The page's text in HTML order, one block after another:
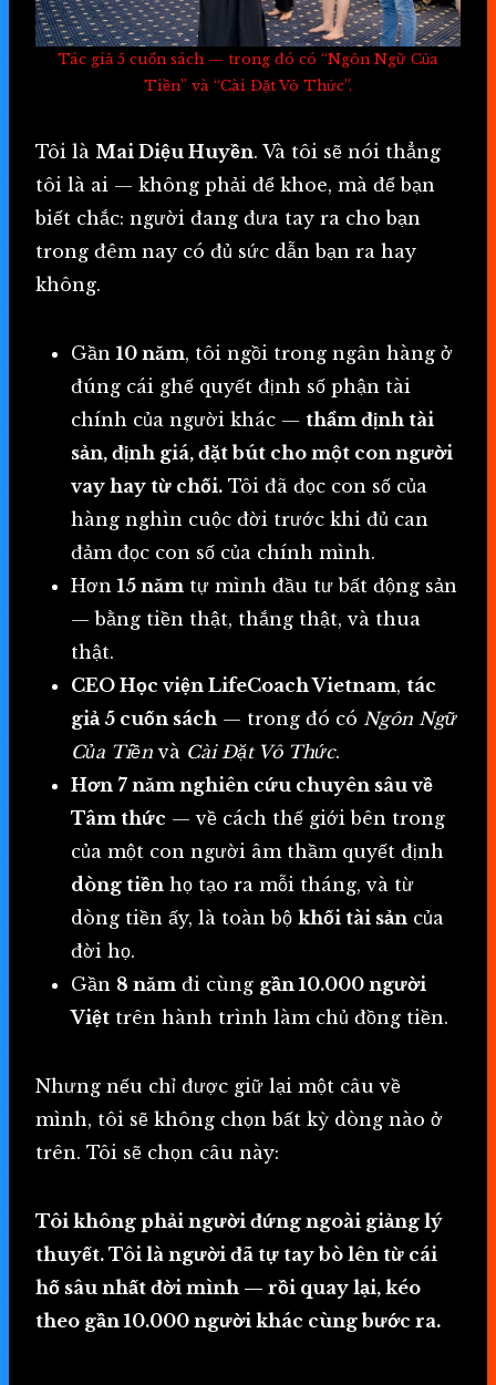
Tác giả 5 cuốn sách — trong đó có “Ngôn Ngữ Của
Tiền” và “Cài Đặt Vô Thức”.
Tôi là Mai Diệu Huyền. Và tôi sẽ nói thẳng
tôi là ai — không phải để khoe, mà để bạn
biết chắc: người đang đưa tay ra cho bạn
trong đêm nay có đủ sức dẫn bạn ra hay
không.
Gần 10 năm, tôi ngồi trong ngân hàng ở
đúng cái ghế quyết định số phận tài
chính của người khác — thẩm định tài
sản, định giá, đặt bút cho một con người
vay hay từ chối. Tôi đã đọc con số của
hàng nghìn cuộc đời trước khi đủ can
đảm đọc con số của chính mình.
Hơn 15 năm tự mình đầu tư bất động sản
— bằng tiền thật, thắng thật, và thua
thật.
CEO Học viện LifeCoach Vietnam, tác
giả 5 cuốn sách — trong đó có Ngôn Ngữ
Của Tiền và Cài Đặt Vô Thức.
Hơn 7 năm nghiên cứu chuyên sâu về
Tâm thức — về cách thế giới bên trong
của một con người âm thầm quyết định
dòng tiền họ tạo ra mỗi tháng, và từ
dòng tiền ấy, là toàn bộ khối tài sản của
đời họ.
Gần 8 năm đi cùng gần 10.000 người
Việt trên hành trình làm chủ đồng tiền.
Nhưng nếu chỉ được giữ lại một câu về
mình, tôi sẽ không chọn bất kỳ dòng nào ở
trên. Tôi sẽ chọn câu này:
Tôi không phải người đứng ngoài giảng lý
thuyết. Tôi là người đã tự tay bò lên từ cái
hố sâu nhất đời mình — rồi quay lại, kéo
theo gần 10.000 người khác cùng bước ra.